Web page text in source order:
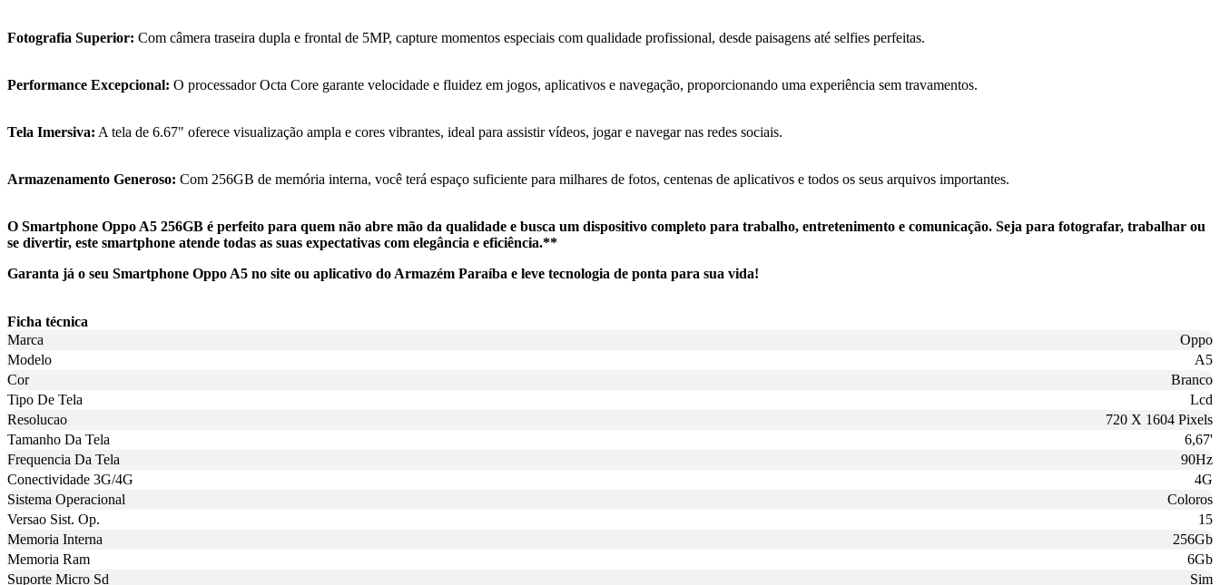
Fotografia Superior: Com câmera traseira dupla e frontal de 5MP, capture momentos especiais com qualidade profissional, desde paisagens até selfies perfeitas.
Performance Excepcional: O processador Octa Core garante velocidade e fluidez em jogos, aplicativos e navegação, proporcionando uma experiência sem travamentos.
Tela Imersiva: A tela de 6.67" oferece visualização ampla e cores vibrantes, ideal para assistir vídeos, jogar e navegar nas redes sociais.
Armazenamento Generoso: Com 256GB de memória interna, você terá espaço suficiente para milhares de fotos, centenas de aplicativos e todos os seus arquivos importantes.
O Smartphone Oppo A5 256GB é perfeito para quem não abre mão da qualidade e busca um dispositivo completo para trabalho, entretenimento e comunicação. Seja para fotografar, trabalhar ou
se divertir, este smartphone atende todas as suas expectativas com elegância e eficiência.**
Garanta já o seu Smartphone Oppo A5 no site ou aplicativo do Armazém Paraíba e leve tecnologia de ponta para sua vida!
Ficha técnica
Marca
Oppo
Modelo
A5
Cor
Branco
Tipo De Tela
Lcd
Resolucao
720 X 1604 Pixels
Tamanho Da Tela
6,67'
Frequencia Da Tela
90Hz
Conectividade 3G/4G
4G
Sistema Operacional
Coloros
Versao Sist. Op.
15
Memoria Interna
256Gb
Memoria Ram
6Gb
Suporte Micro Sd
Sim